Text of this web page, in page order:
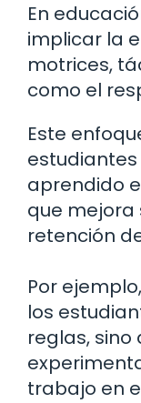
En
implicar la
motrices,
como el
Este
aprendido
que mejora
retención
Por
los
reglas,
trabajo en